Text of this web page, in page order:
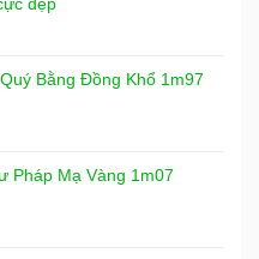
Bằng Đồng Khổ 1m97
Pháp Mạ Vàng 1m07